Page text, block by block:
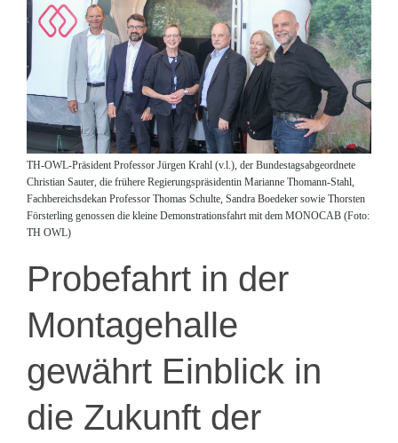
TH-OWL-Präsident Professor Jürgen Krahl (v.l.), der Bundestagsabgeordnete
Christian Sauter, die frühere Regierungspräsidentin Marianne Thomann-Stahl,
Fachbereichsdekan Professor Thomas Schulte, Sandra Boedeker sowie Thorsten
Försterling genossen die kleine Demonstrationsfahrt mit dem MONOCAB (Foto:
TH OWL)
Probefahrt in der
Montagehalle
gewährt Einblick in
die Zukunft der